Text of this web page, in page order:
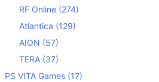
RF Online (274)
Atlantica (129)
AION (57)
TERA (37)
PS VITA Games (17)